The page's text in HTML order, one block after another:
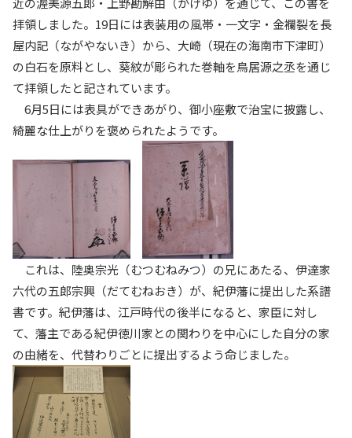
拝領しました。19日には表装用の風帯・一文字・金襴裂を長
屋内記（ながやないき）から、大崎（現在の海南市下津町）
の白石を原料とし、葵紋が彫られた巻軸を鳥居源之丞を通じ
て拝領したと記されています。
6月5日には表具ができあがり、御小座敷で治宝に披露し、
綺麗な仕上がりを褒められたようです。
これは、陸奥宗光（むつむねみつ）の兄にあたる、伊達家
六代の五郎宗興（だてむねおき）が、紀伊藩に提出した系譜
書です。紀伊藩は、江戸時代の後半になると、家臣に対し
て、藩主である紀伊徳川家との関わりを中心にした自分の家
の由緒を、代替わりごとに提出するよう命じました。